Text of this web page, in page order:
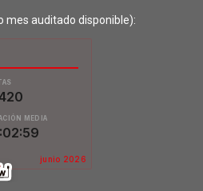
mes auditado disponible):